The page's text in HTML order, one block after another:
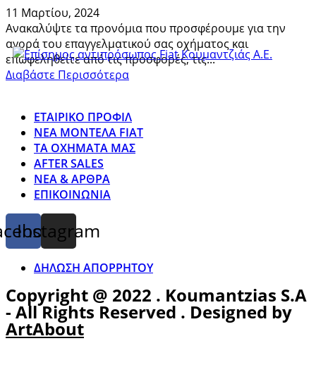
11 Μαρτίου, 2024
Ανακαλύψτε τα προνόμια που προσφέρουμε για την
αγορά του επαγγελματικού σας οχήματος και
επωφεληθείτε από τις προσφορές, τις...
Διαβάστε Περισσότερα
ΕΤΑΙΡΙΚΟ ΠΡΟΦΙΛ
ΝΕΑ ΜΟΝΤΕΛΑ FIAT
ΤΑ ΟΧΗΜΑΤΑ ΜΑΣ
AFTER SALES
ΝΕΑ & ΑΡΘΡΑ
ΕΠΙΚΟΙΝΩΝΙΑ
Instagram
ΔΗΛΩΣΗ ΑΠΟΡΡΗΤΟΥ
Copyright @ 2022 . Koumantzias S.A
- All Rights Reserved . Designed by
ArtAbout